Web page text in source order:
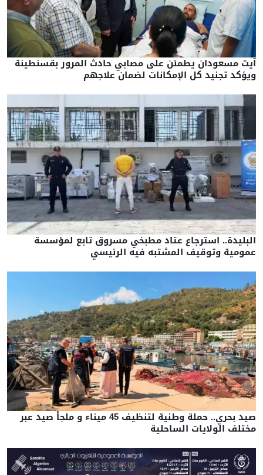
آيت مسعودان يطمئن على مصابي حادث المرور بقسنطينة
ويؤكد تجنيد كل الإمكانات لضمان علاجهم
البليدة.. استرجاع عتاد مطبخي مسروق تابع لمؤسسة
عمومية وتوقيف المشتبه فيه الرئيسي
صيد بحري.. حملة وطنية لتنظيف 45 ميناء و ملجأ صيد عبر
مختلف الولايات الساحلية